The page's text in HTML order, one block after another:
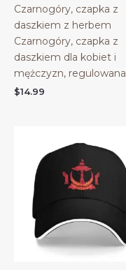
Czarnogóry, czapka z
daszkiem z herbem
Czarnogóry, czapka z
daszkiem dla kobiet i
mężczyzn, regulowana
$14.99